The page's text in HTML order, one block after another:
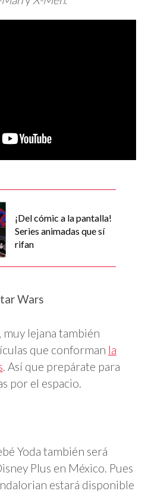
¡Del cómic a la pantalla!
Series animadas que sí
rifan
Wars
muy lejana también
que conforman la
. Así que prepárate para
por el espacio.
Yoda también será
Plus en México. Pues
estará disponible